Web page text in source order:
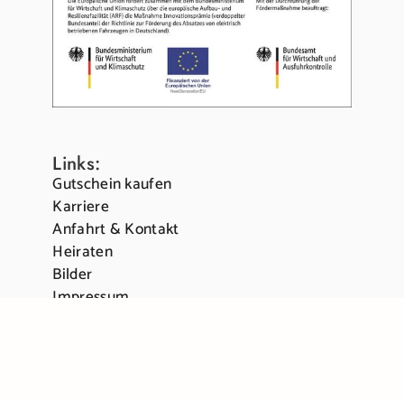
Links:
Gutschein kaufen
Karriere
Anfahrt & Kontakt
Heiraten
Bilder
Impressum